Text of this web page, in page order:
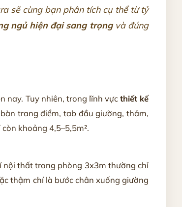
sẽ cùng bạn phân tích cụ thể từ tỷ
ngủ hiện đại sang trọngvà đúng
nay. Tuy nhiên, trong lĩnh vựcthiết kế
trang điểm, tab đầu giường, thảm,
khoảng 4,5–5,5m².
nội thất trong phòng 3x3m thường chỉ
thậm chí là bước chân xuống giường